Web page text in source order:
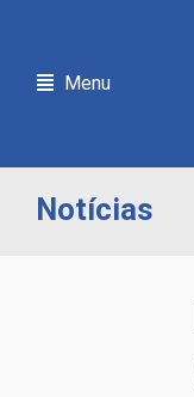
Menu
Notícias